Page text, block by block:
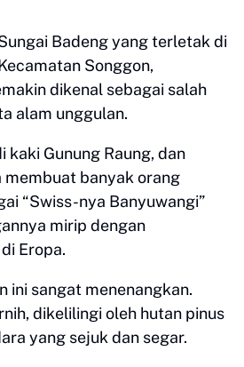
Badeng yang terletak di
Songgon,
dikenal sebagai salah
alam unggulan.
kaki Gunung Raung, dan
membuat banyak orang
“Swiss-nya Banyuwangi”
mirip dengan
Eropa.
ini sangat menenangkan.
dikelilingi oleh hutan pinus
yang sejuk dan segar.